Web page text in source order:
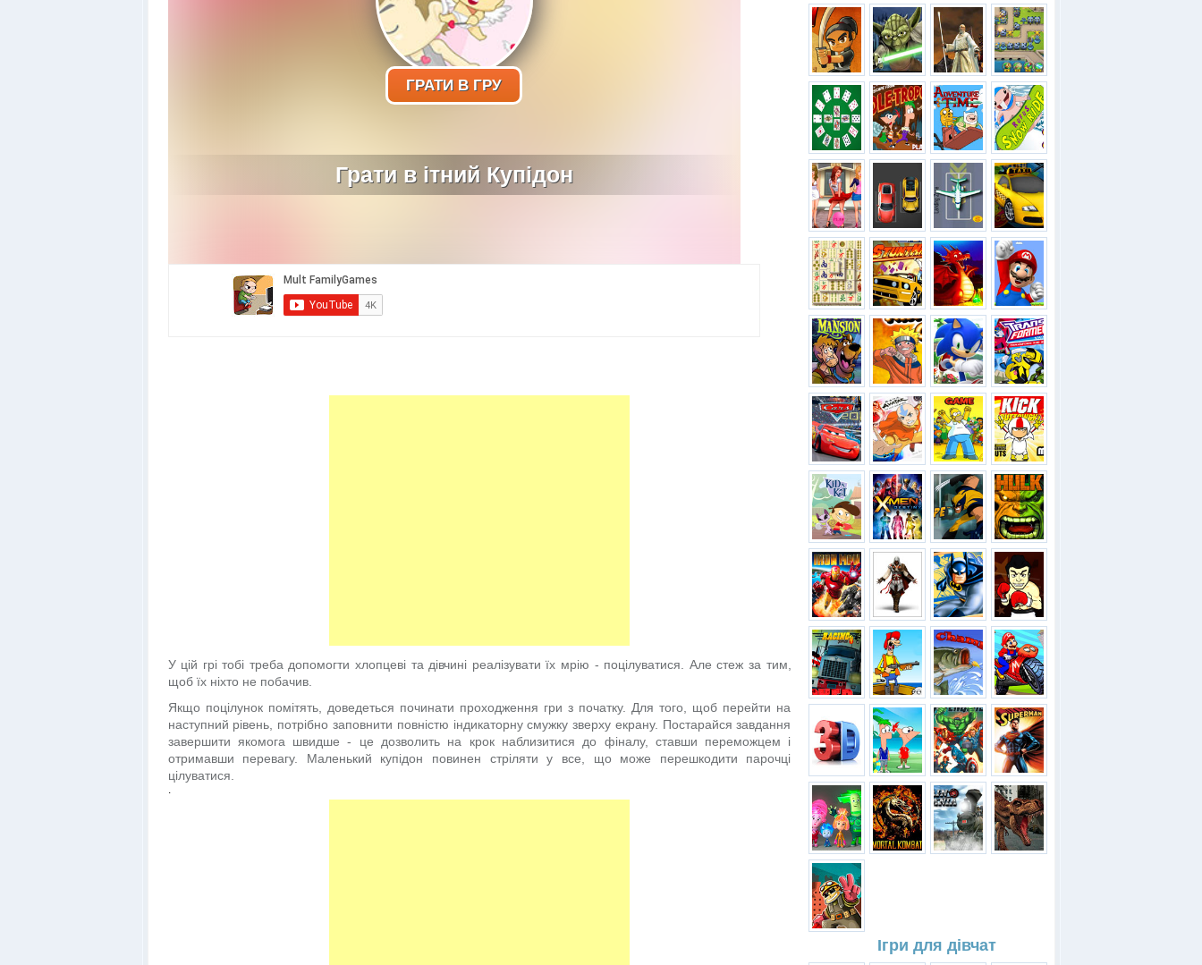
ГРАТИ В ГРУ
Грати в ітний Купідон
У цій грі тобі треба допомогти хлопцеві та дівчині реалізувати їх мрію - поцілуватися. Але стеж за тим,
щоб їх ніхто не побачив.
Якщо поцілунок помітять, доведеться починати проходження гри з початку. Для того, щоб перейти на
наступний рівень, потрібно заповнити повністю індикаторну смужку зверху екрану. Постарайся завдання
завершити якомога швидше - це дозволить на крок наблизитися до фіналу, ставши переможцем і
отримавши перевагу. Маленький купідон повинен стріляти у все, що може перешкодити парочці
цілуватися.
.
Ігри для дівчат